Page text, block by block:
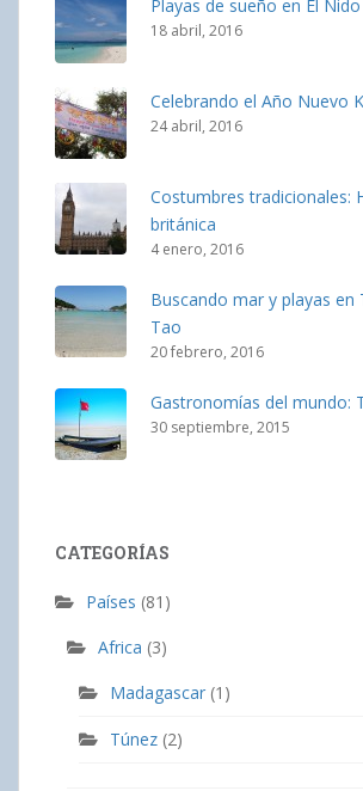
Playas de sueño en El
18 abril, 2016
Celebrando el Año Nuevo
24 abril, 2016
Costumbres tradicionales:
británica
4 enero, 2016
Buscando mar y playas en
Tao
20 febrero, 2016
Gastronomías del mundo:
30 septiembre, 2015
CATEGORÍAS
Países (81)
Africa (3)
Madagascar (1)
Túnez (2)